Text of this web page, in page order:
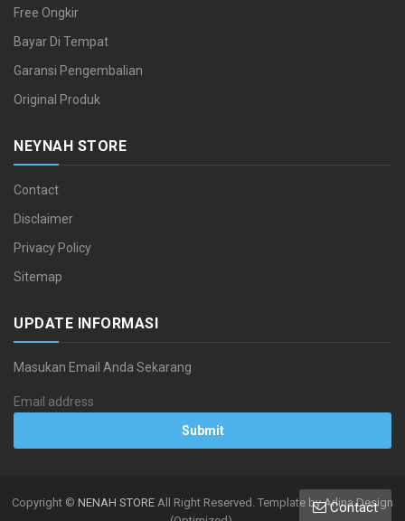
Free Ongkir
Bayar Di Tempat
Garansi Pengembalian
Original Produk
NEYNAH STORE
Contact
Disclaimer
Privacy Policy
Sitemap
UPDATE INFORMASI
Masukan Email Anda Sekarang
Copyright © NENAH STORE All Right Reserved. Template by Arlina Design
Contact